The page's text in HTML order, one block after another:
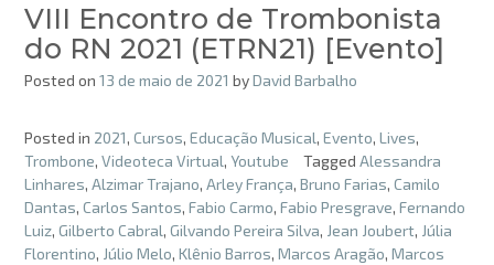
VIII Encontro de Trombonista
do RN 2021 (ETRN21) [Evento]
Posted on 13 de maio de 2021 byDavid Barbalho
Posted in 2021, Cursos, Educação Musical, Evento, Lives,
Trombone, Videoteca Virtual, Youtube Tagged Alessandra
Linhares, Alzimar Trajano, Arley França, Bruno Farias, Camilo
Dantas, Carlos Santos, Fabio Carmo, Fabio Presgrave, Fernando
Luiz, Gilberto Cabral, Gilvando Pereira Silva, Jean Joubert, Júlia
Florentino, Júlio Melo, Klênio Barros, Marcos Aragão, Marcos